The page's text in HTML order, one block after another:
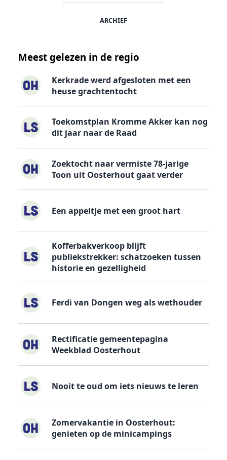
ARCHIEF
Meest gelezen in de regio
Kerkrade werd afgesloten met een
heuse grachtentocht
Toekomstplan Kromme Akker kan nog
dit jaar naar de Raad
Zoektocht naar vermiste 78-jarige
Toon uit Oosterhout gaat verder
Een appeltje met een groot hart
Kofferbakverkoop blijft
publiekstrekker: schatzoeken tussen
historie en gezelligheid
Ferdi van Dongen weg als wethouder
Rectificatie gemeentepagina
Weekblad Oosterhout
Nooit te oud om iets nieuws te leren
Zomervakantie in Oosterhout:
genieten op de minicampings